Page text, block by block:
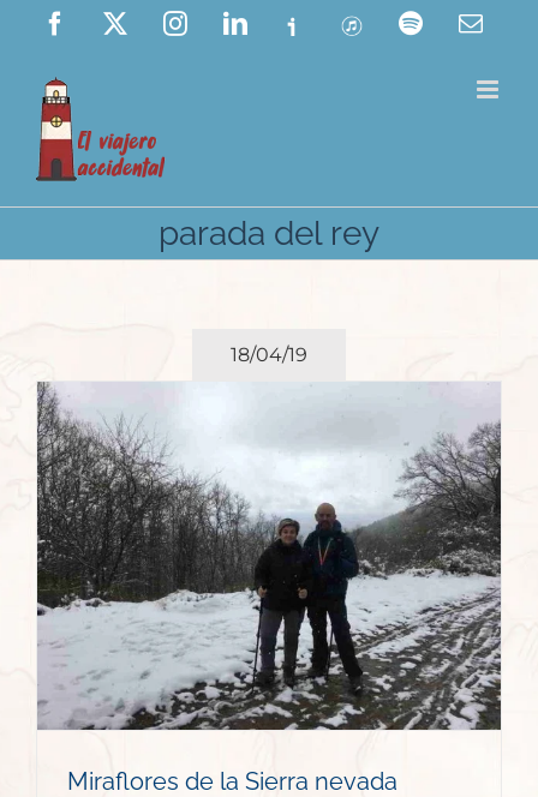
Saltar
contenido
Facebook InstagramLinkedIn
Ivoox ITunes Spotify
parada del rey
18/04/19
Miraflores de la Sierra nevada